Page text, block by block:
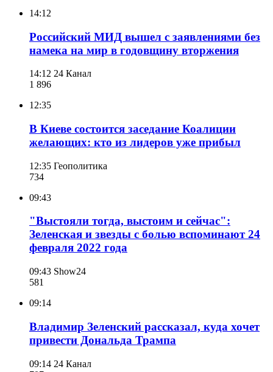
14:12
Российский МИД вышел с заявлениями без
намека на мир в годовщину вторжения
14:12 24 Канал
1 896
12:35
В Киеве состоится заседание Коалиции
желающих: кто из лидеров уже прибыл
12:35 Геополитика
734
09:43
"Выстояли тогда, выстоим и сейчас":
Зеленская и звезды с болью вспоминают 24
февраля 2022 года
09:43 Show24
581
09:14
Владимир Зеленский рассказал, куда хочет
привести Дональда Трампа
09:14 24 Канал